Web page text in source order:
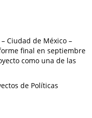
Ciudad de México –
final en septiembre
como una de las
de Políticas